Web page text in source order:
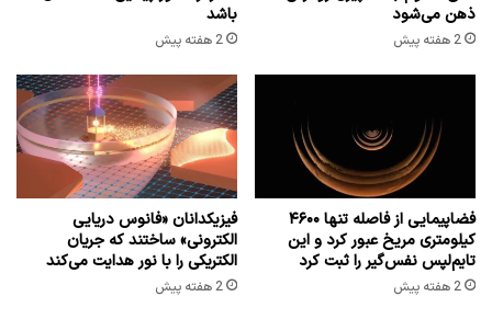
ذهن می‌شود
2 هفته پیش
باشد
2 هفته پیش
فضاپیمایی از فاصله تنها ۴۶۰۰
کیلومتری مریخ عبور کرد و این
تایم‌لپس نفس‌گیر را ثبت کرد
2 هفته پیش
فیزیکدانان «فانوس دریایی
الکترونی» ساختند که جریان
الکتریکی را با نور هدایت می‌کند
2 هفته پیش